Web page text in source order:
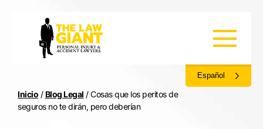
Español
Inicio / Blog Legal /Cosas que los peritos de
seguros no te dirán, pero deberían